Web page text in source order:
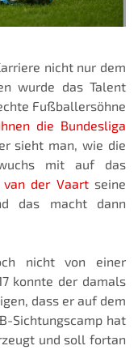
nicht nur dem
wurde das Talent
Fußballersöhne
die Bundesliga
sieht man, wie die
mit auf das
van der Vaartseine
das macht dann
nicht von einer
konnte der damals
dass er auf dem
Sichtungscamp hat
und soll fortan